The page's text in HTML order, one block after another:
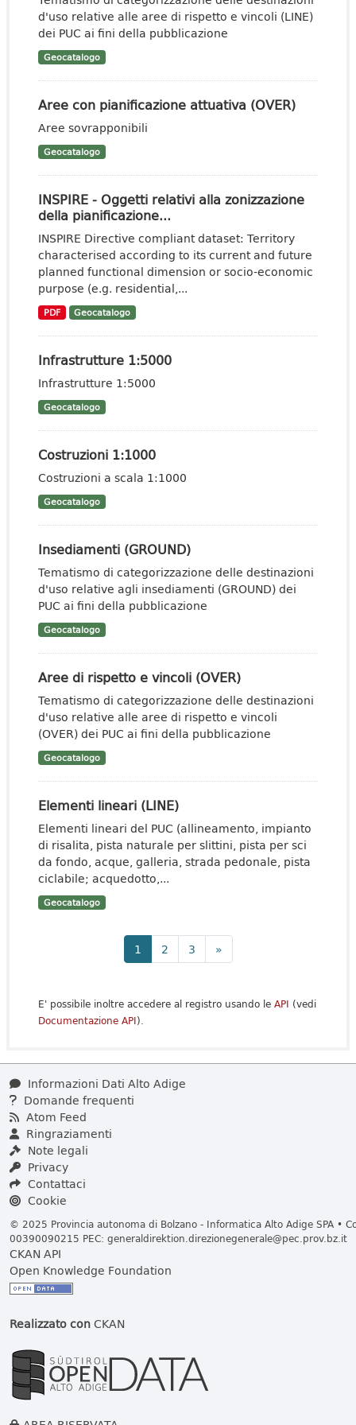
d'uso relative alle aree di rispetto e vincoli (LINE)
dei PUC ai fini della pubblicazione
Geocatalogo
Aree con pianificazione attuativa (OVER)
Aree sovrapponibili
Geocatalogo
INSPIRE - Oggetti relativi alla zonizzazione
della pianificazione...
INSPIRE Directive compliant dataset: Territory
characterised according to its current and future
planned functional dimension or socio-economic
purpose (e.g. residential,...
PDF Geocatalogo
Infrastrutture 1:5000
Infrastrutture 1:5000
Geocatalogo
Costruzioni 1:1000
Costruzioni a scala 1:1000
Geocatalogo
Insediamenti (GROUND)
Tematismo di categorizzazione delle destinazioni
d'uso relative agli insediamenti (GROUND) dei
PUC ai fini della pubblicazione
Geocatalogo
Aree di rispetto e vincoli (OVER)
Tematismo di categorizzazione delle destinazioni
d'uso relative alle aree di rispetto e vincoli
(OVER) dei PUC ai fini della pubblicazione
Geocatalogo
Elementi lineari (LINE)
Elementi lineari del PUC (allineamento, impianto
di risalita, pista naturale per slittini, pista per sci
da fondo, acque, galleria, strada pedonale, pista
ciclabile; acquedotto,...
Geocatalogo
1 2 3 »
E' possibile inoltre accedere al registro usando le API (vedi
Documentazione API).
Informazioni Dati Alto Adige
Domande frequenti
Atom Feed
Ringraziamenti
Note legali
Privacy
Contattaci
Cookie
© 2025 Provincia autonoma di Bolzano - Informatica Alto Adige SPA •
00390090215 PEC: generaldirektion.direzionegenerale@pec.prov.bz.it
CKAN API
Open Knowledge Foundation
Realizzato conCKAN